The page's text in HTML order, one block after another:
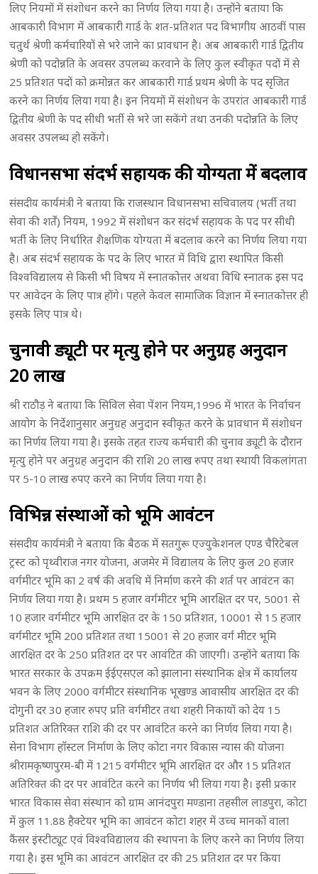
लिए नियमों में संशोधन करने का निर्णय लिया गया है। उन्होंने बताया कि
आबकारी विभाग में आबकारी गार्ड के शत-प्रतिशत पद विभागीय आठवीं पास
चतुर्थ श्रेणी कर्मचारियों से भरे जाने का प्रावधान है। अब आबकारी गार्ड द्वितीय
श्रेणी को पदोन्नति के अवसर उपलब्ध करवाने के लिए कुल स्वीकृत पदों में से
25 प्रतिशत पदों को क्रमोन्नत कर आबकारी गार्ड प्रथम श्रेणी के पद सृजित
करने का निर्णय लिया गया है। इन नियमों में संशोधन के उपरांत आबकारी गार्ड
द्वितीय श्रेणी के पद सीधी भर्ती से भरे जा सकेंगे तथा उनकी पदोन्नति के लिए
अवसर उपलब्ध हो सकेंगे।
विधानसभा संदर्भ सहायक की योग्यता में बदलाव
संसदीय कार्यमंत्री ने बताया कि राजस्थान विधानसभा सचिवालय (भर्ती तथा
सेवा की शर्तें) नियम, 1992 में संशोधन कर संदर्भ सहायक के पद पर सीधी
भर्ती के लिए निर्धारित शैक्षणिक योग्यता में बदलाव करने का निर्णय लिया गया
है। अब संदर्भ सहायक के पद के लिए भारत में विधि द्वारा स्थापित किसी
विश्वविद्यालय से किसी भी विषय में स्नातकोत्तर अथवा विधि स्नातक इस पद
पर आवेदन के लिए पात्र होंगे। पहले केवल सामाजिक विज्ञान में स्नातकोत्तर ही
इसके लिए पात्र थे।
चुनावी ड्यूटी पर मृत्यु होने पर अनुग्रह अनुदान
20 लाख
श्री राठौड़ ने बताया कि सिविल सेवा पेंशन नियम,1996 में भारत के निर्वाचन
आयोग के निर्देशानुसार अनुग्रह अनुदान स्वीकृत करने के प्रावधान में संशोधन
का निर्णय लिया गया है। इसके तहत राज्य कर्मचारी की चुनाव ड्यूटी के दौरान
मृत्यु होने पर अनुग्रह अनुदान की राशि 20 लाख रुपए तथा स्थायी विकलांगता
पर 5-10 लाख रुपए करने का निर्णय लिया गया है।
विभिन्न संस्थाओं को भूमि आवंटन
संसदीय कार्यमंत्री ने बताया कि बैठक में सतगुरू एज्युकेशनल एण्ड चैरिटेबल
ट्रस्ट को पृथ्वीराज नगर योजना, अजमेर में विद्यालय के लिए कुल 20 हजार
वर्गमीटर भूमि का 2 वर्ष की अवधि में निर्माण करने की शर्त पर आवंटन का
निर्णय लिया गया है। प्रथम 5 हजार वर्गमीटर भूमि आरक्षित दर पर, 5001 से
10 हजार वर्गमीटर भूमि आरक्षित दर के 150 प्रतिशत, 10001 से 15 हजार
वर्गमीटर भूमि 200 प्रतिशत तथा 15001 से 20 हजार वर्ग मीटर भूमि
आरक्षित दर के 250 प्रतिशत दर पर आवंटित की जाएगी। उन्होंने बताया कि
भारत सरकार के उपक्रम ईईएसएल को झालाना संस्थानिक क्षेत्र में कार्यालय
भवन के लिए 2000 वर्गमीटर संस्थानिक भूखण्ड आवासीय आरक्षित दर की
दोगुनी दर 30 हजार रुपए प्रति वर्गमीटर तथा शहरी निकायों को देय 15
प्रतिशत अतिरिक्त राशि की दर पर आवंटित करने का निर्णय लिया गया है।
सेना विभाग हाॅस्टल निर्माण के लिए कोटा नगर विकास न्यास की योजना
श्रीरामकृष्णपुरम-बी में 1215 वर्गमीटर भूमि आरक्षित दर और 15 प्रतिशत
अतिरिक्त की दर पर आवंटित करने का निर्णय भी लिया गया है। इसी प्रकार
भारत विकास सेवा संस्थान को ग्राम आनंदपुरा मण्डाना तहसील लाडपुरा, कोटा
में कुल 11.88 हैक्टेयर भूमि का आवंटन कोटा शहर में उच्च मानकों वाला
कैंसर इंस्टीट्यूट एवं विश्वविद्यालय की स्थापना के लिए करने का निर्णय लिया
गया है। इस भूमि का आवंटन आरक्षित दर की 25 प्रतिशत दर पर किया